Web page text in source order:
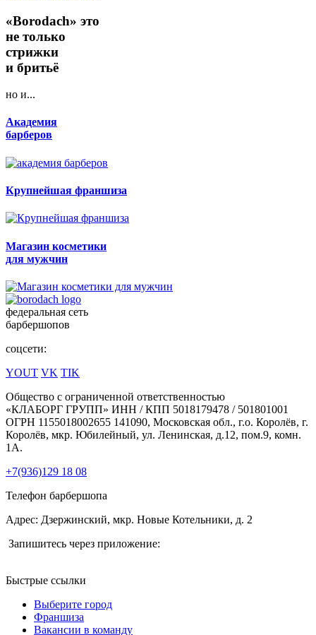
«Borodach» это
не только
стрижки
и бритьё
но и...
Академия
барберов
Крупнейшая франшиза
Магазин косметики
для мужчин
федеральная сеть
барбершопов
соцсети:
YOUT VK TIK
Общество с ограниченной ответственностью
«КЛАБОРГ ГРУПП» ИНН / КПП 5018179478 / 501801001
ОГРН 1155018002655 141090, Московская обл., г.о. Королёв, г.
Королёв, мкр. Юбилейный, ул. Ленинская, д.12, пом.9, комн.
1А.
+7(936)129 18 08
Телефон барбершопа
Адрес: Дзержинский, мкр. Новые Котельники, д. 2
Запишитесь через приложение:
Быстрые ссылки
Выберите город
Франшиза
Вакансии в команду